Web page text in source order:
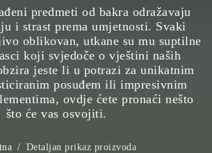
predmeti od bakra odražavaju
i strast prema umjetnosti. Svaki
oblikovan, utkane su mu suptilne
koji svjedoče o vještini naših
jeste li u potrazi za unikatnim
posuđem ili impresivnim
ovdje ćete pronaći nešto
što će vas osvojiti.
Detaljan prikaz proizvoda